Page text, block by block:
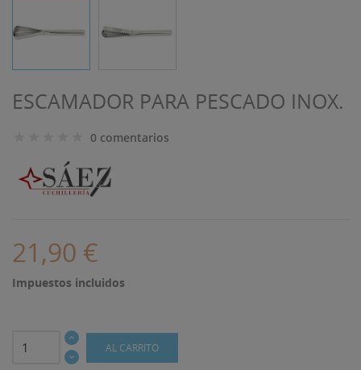
ESCAMADOR PARA PESCADO INOX.
0 comentarios
21,90 €
Impuestos incluidos
AL CARRITO